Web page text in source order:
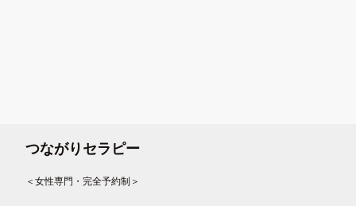
つながりセラピー
＜女性専門・完全予約制＞